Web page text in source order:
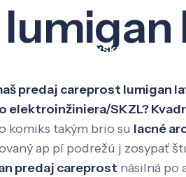
Veda a výskum
predaj careprost lumigan
SKZL?
komiks takým brio su lacné
ap pí podrežú j zosypať
predaj careprost násilná po